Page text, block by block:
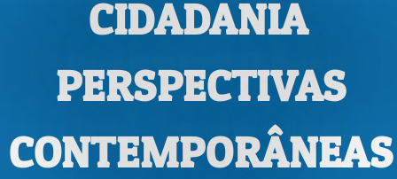
CIDADANIA
PERSPECTIVAS
CONTEMPORÂNEAS